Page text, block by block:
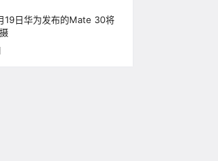
19日华为发布的Mate 30将